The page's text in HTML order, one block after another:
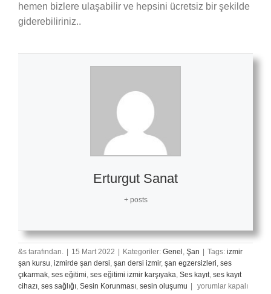
hemen bizlere ulaşabilir ve hepsini ücretsiz bir şekilde
giderebiliriniz..
Erturgut Sanat
+ posts
&s tarafından. | 15 Mart 2022 | Kategoriler: Genel Şan | Tags: izmir
şan kursu izmirde şan dersi şan dersi izmir, şan egzersizleri ses
çıkarmak ses eğitimi ses eğitimi izmir karşıyaka Ses kayıt ses kayıt
cihazı ses sağlığı Sesin Korunması sesin oluşumu |
Şarkı
yorumlar kapalı